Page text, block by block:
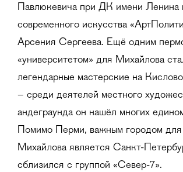
Павлюкевича при ДК имени Ленина
современного искусства
Арсения Сергеева. Ещё одним
«университетом» для Михайлова
легендарные мастерские на
– среди деятелей местного
андеграунда он нашёл многих
Помимо Перми, важным городом
Михайлова является Санкт-
сблизился с группой «Север-7».